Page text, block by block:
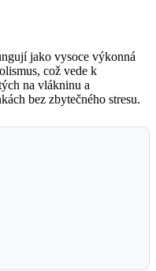
jako vysoce výkonná
což vede k
na vlákninu a
bez zbytečného stresu.